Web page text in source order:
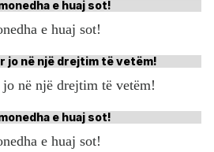
e huaj sot!
në një drejtim të vetëm!
e huaj sot!